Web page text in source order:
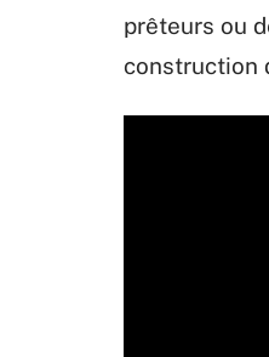
prêteurs ou
construction